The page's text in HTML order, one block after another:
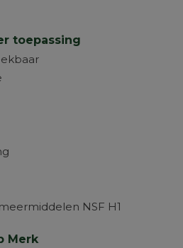
toepassing
NSF H1
Merk